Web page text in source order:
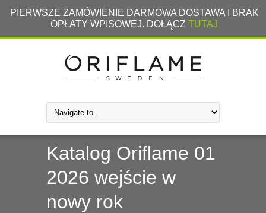
PIERWSZE ZAMÓWIENIE DARMOWA DOSTAWA I BRAK
OPŁATY WPISOWEJ. DOŁĄCZ TUTAJ
Katalog Oriflame 01
2026 wejście w
nowy rok